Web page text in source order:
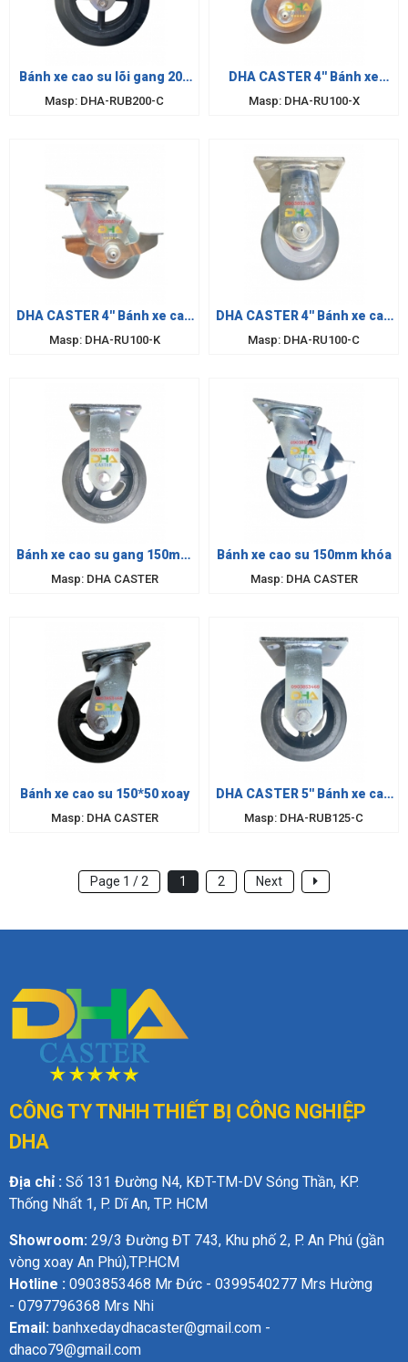
Bánh xe cao su lõi gang 200
Masp: DHA-RUB200-C
DHA CASTER 4'' Bánh xe
Masp: DHA-RU100-X
DHA CASTER 4'' Bánh xe cao
Masp: DHA-RU100-K
DHA CASTER 4'' Bánh xe cao
Masp: DHA-RU100-C
Bánh xe cao su gang 150mm
Masp: DHA CASTER
Bánh xe cao su 150mm khóa
Masp: DHA CASTER
Bánh xe cao su 150*50 xoay
Masp: DHA CASTER
DHA CASTER 5'' Bánh xe cao
Masp: DHA-RUB125-C
Page 1 / 2 1 2 Next
CÔNG TY TNHH THIẾT BỊ CÔNG NGHIỆP
DHA
Địa chỉ : Số 131 Đường N4, KĐT-TM-DV Sóng Thần, KP.
Thống Nhất 1, P. Dĩ An, TP. HCM
Showroom: 29/3 Đường ĐT 743, Khu phố 2, P. An Phú (gần
vòng xoay An Phú),TP.HCM
Hotline : 0903853468 Mr Đức - 0399540277 Mrs Hường
- 0797796368 Mrs Nhi
Email: banhxedaydhacaster@gmail.com -
dhaco79@gmail.com